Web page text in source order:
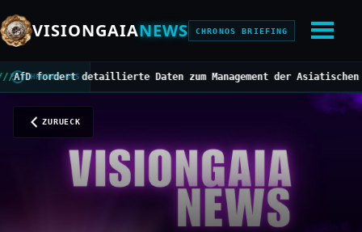
VISIONGAIANEWS CHRONOS BRIEFING
CHRONOS BUS
fordert detaillierte Daten zum Management der Asiatischen
ZURUECK